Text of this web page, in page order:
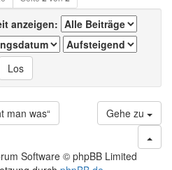
anzeigen:
man was“ Gehe zu
Software © phpBB Limited